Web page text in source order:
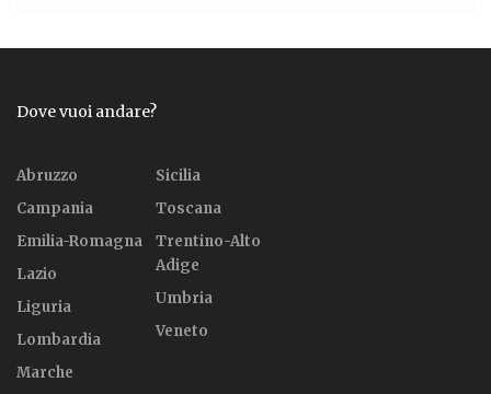
Dove vuoi andare?
Abruzzo
Campania
Emilia-Romagna
Lazio
Liguria
Lombardia
Marche
Sicilia
Toscana
Trentino-Alto
Adige
Umbria
Veneto